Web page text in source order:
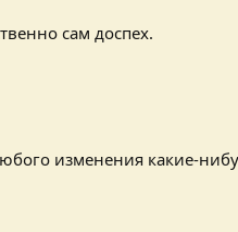
сам доспех.
изменения какие-